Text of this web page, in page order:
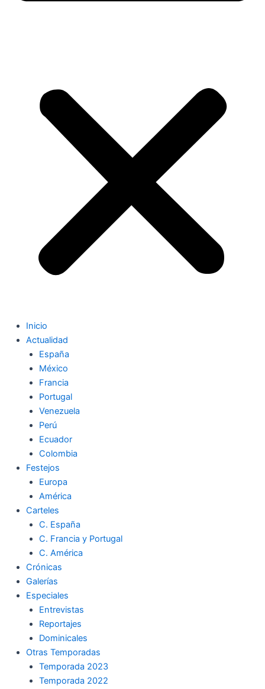
Inicio
Actualidad
España
México
Francia
Portugal
Venezuela
Perú
Ecuador
Colombia
Festejos
Europa
América
Carteles
C. España
C. Francia y Portugal
C. América
Crónicas
Galerías
Especiales
Entrevistas
Reportajes
Dominicales
Otras Temporadas
Temporada 2023
Temporada 2022